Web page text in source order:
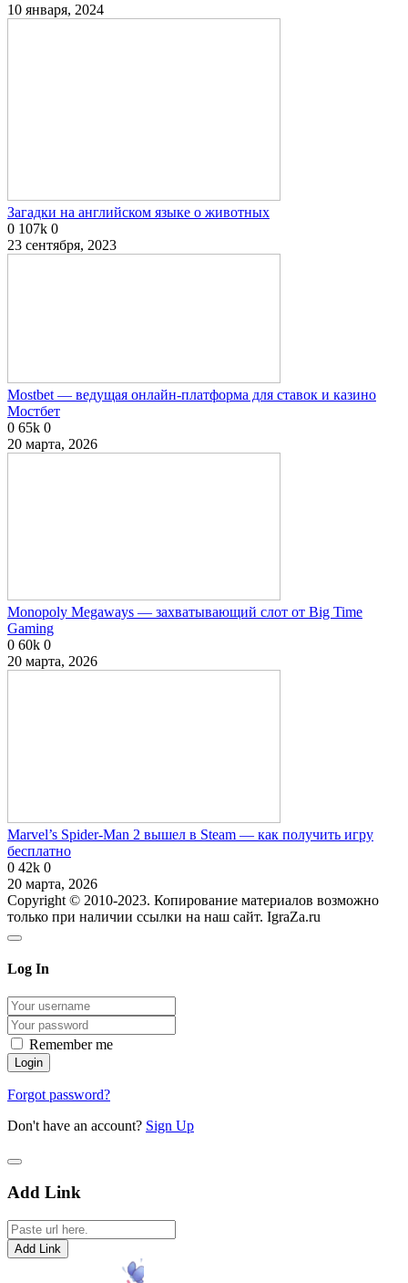
10 января, 2024
Загадки на английском языке о животных
0 107k 0
23 сентября, 2023
Mostbet — ведущая онлайн-платформа для ставок и казино
Мостбет
0 65k 0
20 марта, 2026
Monopoly Megaways — захватывающий слот от Big Time
Gaming
0 60k 0
20 марта, 2026
Marvel’s Spider-Man 2 вышел в Steam — как получить игру
бесплатно
0 42k 0
20 марта, 2026
Copyright © 2010-2023. Копирование материалов возможно
только при наличии ссылки на наш сайт. IgraZa.ru
Log In
Remember me
Forgot password?
Don't have an account? Sign Up
Add Link
Add Link